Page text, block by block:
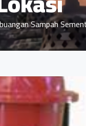
Sampah